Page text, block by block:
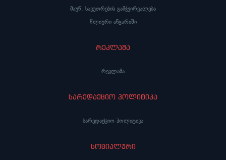
მაუწ. საკუთრების გამჭვირვალება
წლიური ანგარიში
რეკლამა
რეკლამა
სარედაქციო პოლიტიკა
სარედაქციო პოლიტიკა
სოციალური